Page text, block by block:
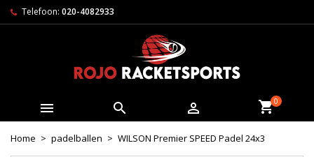
Telefoon: 020-4082933
   0
Home padelballen WILSON Premier SPEED Padel 24x3